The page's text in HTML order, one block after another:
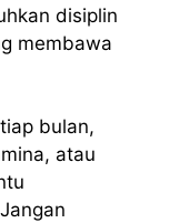
disiplin
membawa
bulan,
atau